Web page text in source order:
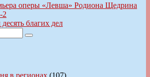
оперы «Левша» Родиона Щедрина
2
благих дел
Поиск